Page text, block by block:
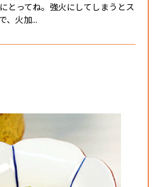
とってね。強火にしてしまうとス
、火加...